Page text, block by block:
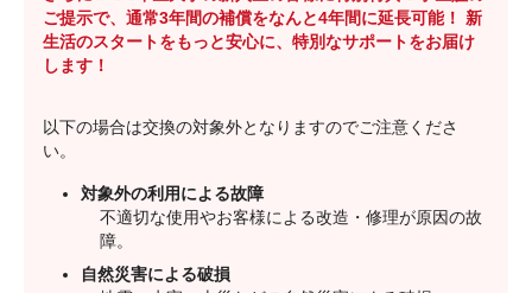
ご提示で、通常3年間の補償をなんと4年間に延長可能！ 新
生活のスタートをもっと安心に、特別なサポートをお届け
します！
以下の場合は交換の対象外となりますのでご注意くださ
い。
対象外の利用による故障
不適切な使用やお客様による改造・修理が原因の故
障。
自然災害による破損